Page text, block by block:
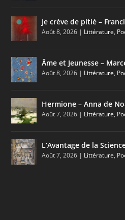
Je crève de pitié –
Août 8, 2026 | Littérature,
Âme et Jeunesse –
Août 8, 2026 | Littérature,
Hermione – Anna de
Août 7, 2026 | Littérature,
L’Avantage de la
Août 7, 2026 | Littérature,